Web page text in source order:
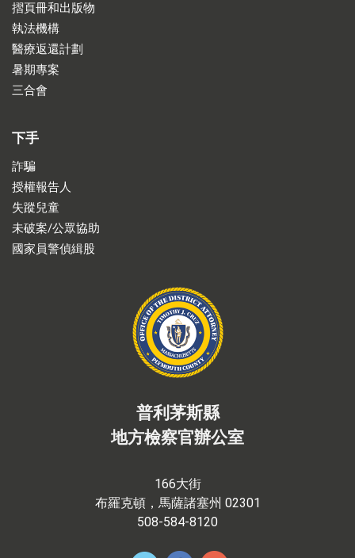
摺頁冊和出版物
執法機構
醫療返還計劃
暑期專案
三合會
下手
詐騙
授權報告人
失蹤兒童
未破案/公眾協助
國家員警偵緝股
普利茅斯縣
地方檢察官辦公室
166大街
布羅克頓，馬薩諸塞州 02301
508-584-8120